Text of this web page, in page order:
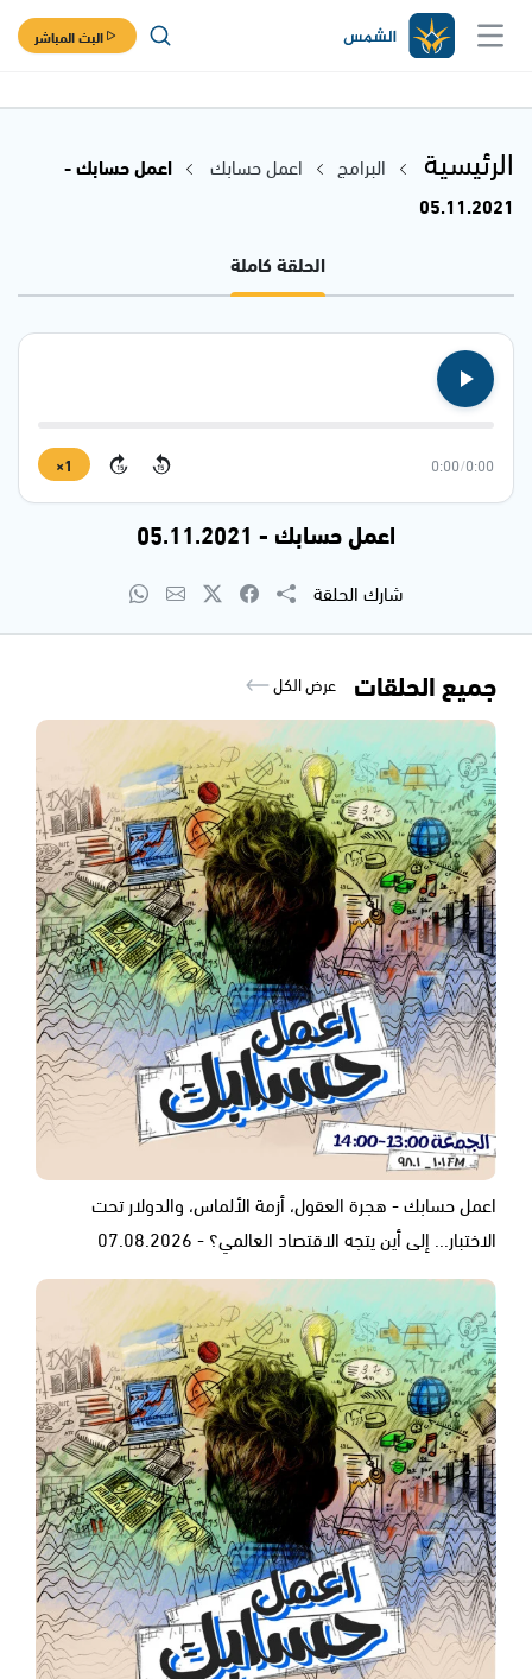
البث المباشر
الرئيسية البرامج اعمل حسابك
اعمل حسابك -
05.11.2021
الحلقة كاملة
0:00
/
0:00
15
15
1×
اعمل حسابك - 05.11.2021
شارك الحلقة
جميع الحلقات عرض الكل
اعمل حسابك - هجرة العقول، أزمة الألماس، والدولار تحت
الاختبار... إلى أين يتجه الاقتصاد العالمي؟ - 07.08.2026